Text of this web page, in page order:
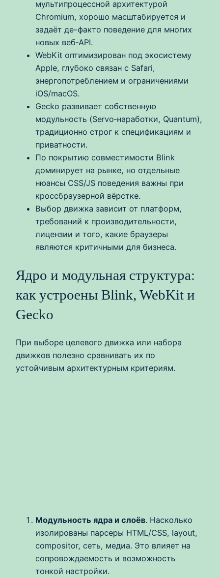
мультипроцессной архитектурой
Chromium, хорошо масштабируется и
задаёт де-факто поведение для многих
новых веб‑API.
WebKit оптимизирован под экосистему
Apple, глубоко связан с Safari,
энергопотреблением и ограничениями
iOS/macOS.
Gecko развивает собственную
модульность (Servo‑наработки, Quantum),
традиционно строг к спецификациям и
приватности.
По покрытию совместимости Blink
доминирует на рынке, но отдельные
нюансы CSS/JS поведения важны при
кроссбраузерной вёрстке.
Выбор движка зависит от платформ,
требований к производительности,
лицензии и того, какие браузеры
являются критичными для бизнеса.
Ядро и модульная структура:
как устроены Blink, WebKit и
Gecko
При выборе целевого движка или набора
движков полезно сравнивать их по
устойчивым архитектурным критериям.
Модульность ядра и слоёв. Насколько
изолированы парсеры HTML/CSS, layout,
compositor, сеть, медиа. Это влияет на
сопровождаемость и возможность
тонкой настройки.